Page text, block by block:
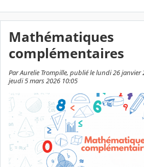
Mathématiques
complémentaires
Par Aurelie Trompille, publié le lundi 26 janvier
jeudi 5 mars 2026 10:05